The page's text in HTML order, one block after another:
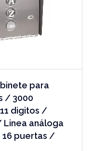
para
/ 3000
digitos /
análoga
16 puertas /